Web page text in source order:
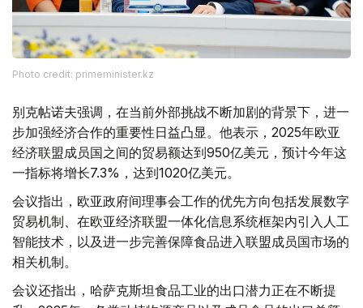
Photo credit: primeminister.kz
别克帖诺夫强调，在当前外部挑战不断加剧的背景下，进一
步加强经济合作的重要性日益凸显。他表示，2025年欧亚
经济联盟成员国之间的贸易额达到950亿美元，预计今年这
一指标将增长7.3%，达到1020亿美元。
会议指出，欧亚政府间理事会工作的优先方向包括发展数字
贸易机制、在欧亚经济联盟一体化信息系统框架内引入人工
智能技术，以及进一步完善保障食品进入联盟成员国市场的
相关机制。
会议还指出，哈萨克斯坦食品工业的出口潜力正在不断提